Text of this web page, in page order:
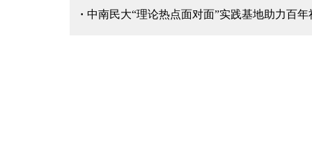
· 中南民大“理论热点面对面”实践基地助力百年